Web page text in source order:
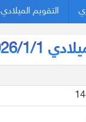
التقويم الميلادي
1/1